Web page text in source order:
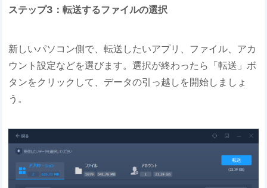
ステップ3：転送するファイルの選択
新しいパソコン側で、転送したいアプリ、ファイル、アカ
ウント設定などを選びます。選択が終わったら「転送」ボ
タンをクリックして、データの引っ越しを開始しましょ
う。